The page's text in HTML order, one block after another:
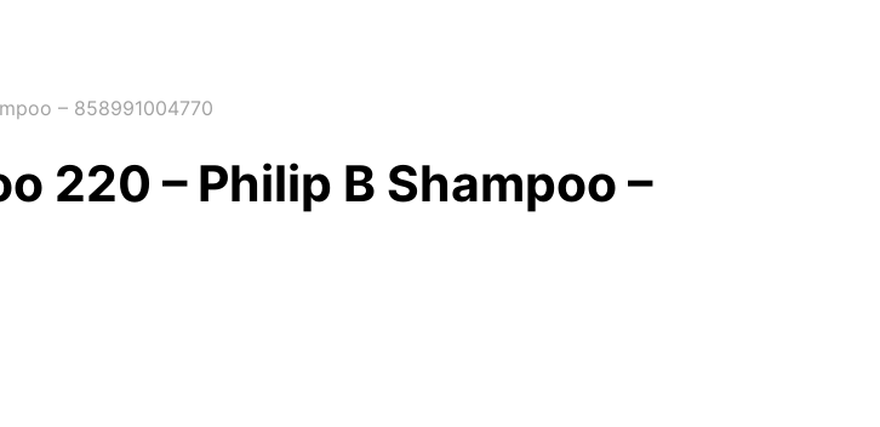
– 858991004770
220 – Philip B Shampoo –